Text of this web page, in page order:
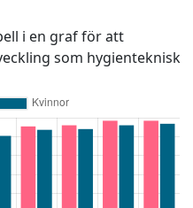
i en graf för att
som hygienteknisk